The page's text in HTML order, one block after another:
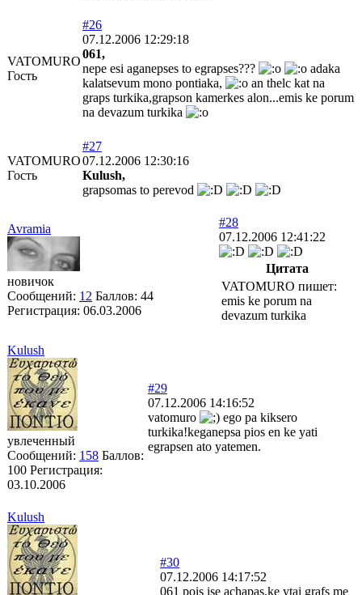
VATOMURO
Гость
#26
07.12.2006 12:29:18
061,
nepe esi aganepses to egrapses???
adaka
kalatsevum mono pontiaka,
an thelc kat na
graps turkika,grapson kamerkes alon...emis ke porum
na devazum turkika
VATOMURO
Гость
#27
07.12.2006 12:30:16
Kulush,
grapsomas to perevod
Avramia
новичок
Сообщений: 12 Баллов: 44
Регистрация: 06.03.2006
#28
07.12.2006 12:41:22
Цитата
VATOMURO пишет:
emis ke porum na
devazum turkika
Kulush
увлеченный
Сообщений: 158 Баллов:
100 Регистрация:
03.10.2006
#29
07.12.2006 14:16:52
vatomuro
ego pa kiksero
turkika!keganepsa pios en ke yati
egrapsen ato yatemen.
Kulush
#30
07.12.2006 14:17:52
061 pois ise achapas,ke ytai grafs me